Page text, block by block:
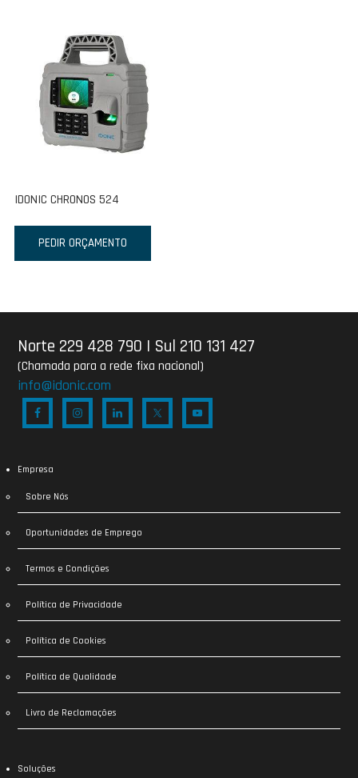
IDONIC CHRONOS 524
PEDIR ORÇAMENTO
Norte 229 428 790 | Sul 210 131 427
(Chamada para a rede fixa nacional)
info@idonic.com
Empresa
Sobre Nós
Oportunidades de Emprego
Termos e Condições
Política de Privacidade
Política de Cookies
Política de Qualidade
Livro de Reclamações
Soluções